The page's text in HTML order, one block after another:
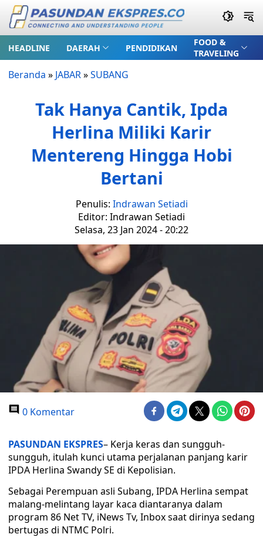
HEADLINE DAERAH PENDIDIKAN
FOOD &
TRAVELING
Beranda » JABAR»SUBANG
Tak Hanya Cantik, Ipda
Herlina Miliki Karir
Mentereng Hingga Hobi
Bertani
Penulis: Indrawan Setiadi
Editor: Indrawan Setiadi
Selasa, 23 Jan 2024 - 20:22
0 Komentar
PASUNDAN EKSPRES– Kerja keras dan sungguh-
sungguh, itulah kunci utama perjalanan panjang karir
IPDA Herlina Swandy SE di Kepolisian.
Sebagai Perempuan asli Subang, IPDA Herlina sempat
malang-melintang layar kaca diantaranya dalam
program 86 Net TV, iNews Tv, Inbox saat dirinya sedang
bertugas di NTMC Polri.